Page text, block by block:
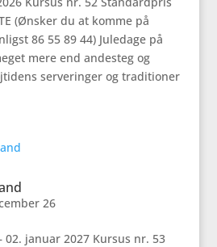
(Ønsker du at komme på
86 55 89 44) Juledage på
mere end andesteg og
serveringer og traditioner
26
02. januar 2027 Kursus nr. 53